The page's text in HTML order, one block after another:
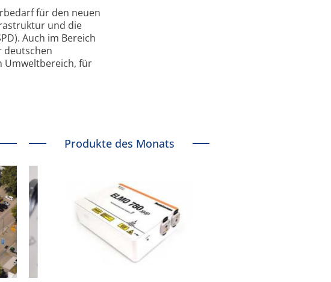
für den neuen
und die
Auch im Bereich
deutschen
Umweltbereich, für
Produkte des Monats